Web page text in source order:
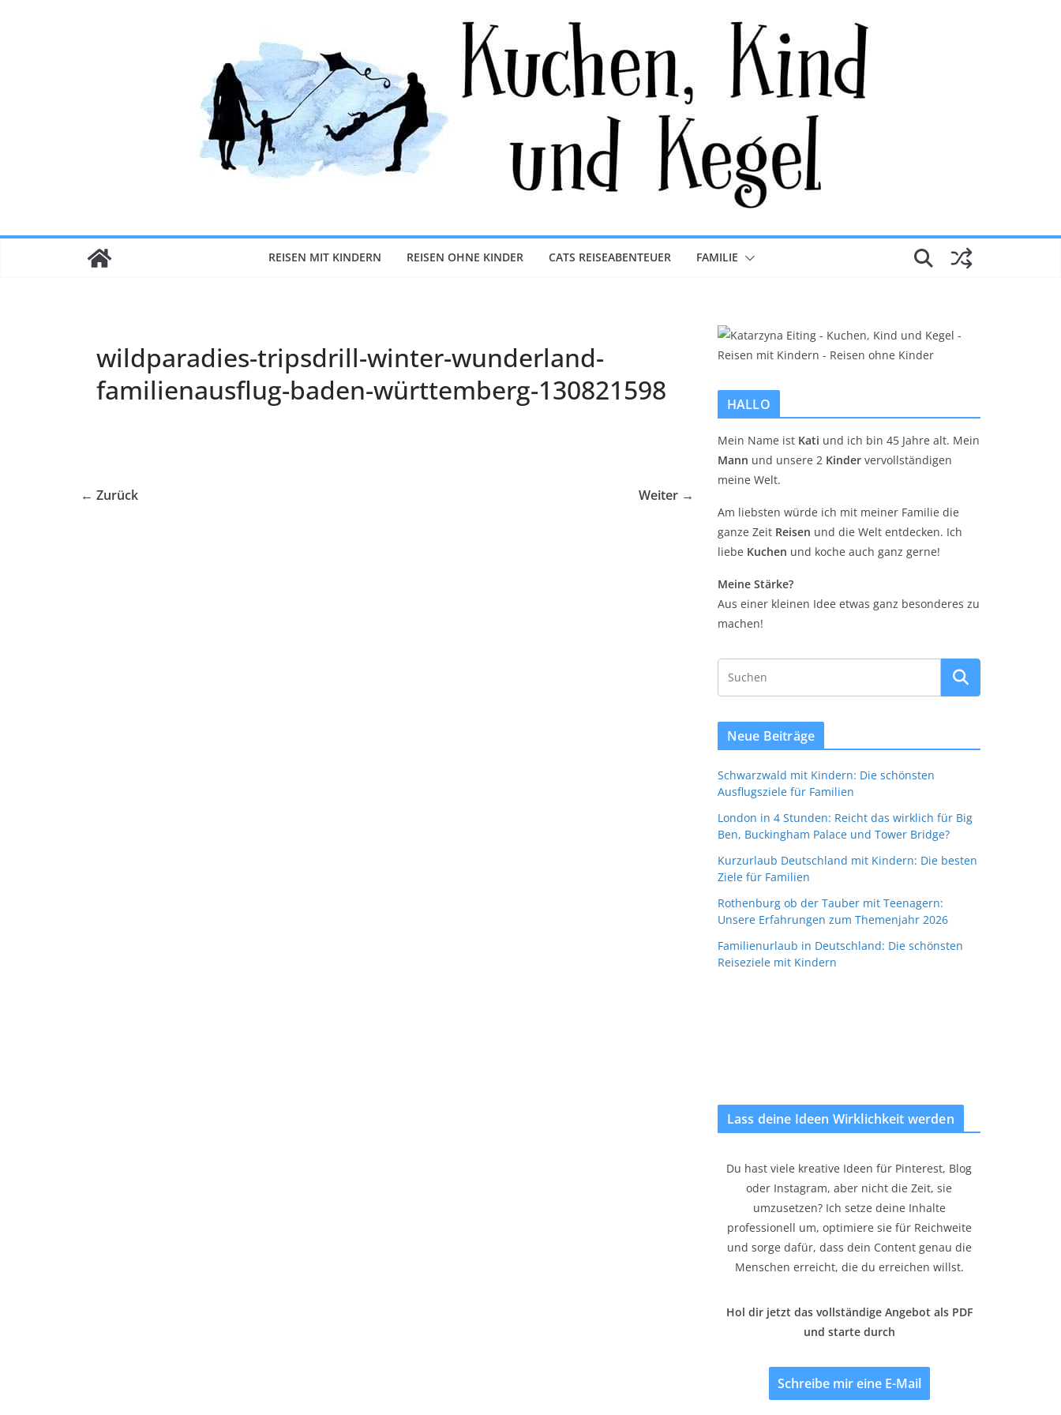
REISEN MIT KINDERN REISEN OHNE KINDER CATS REISEABENTEUER FAMILIE
wildparadies-tripsdrill-winter-wunderland-
familienausflug-baden-württemberg-130821598
← Zurück Weiter →
HALLO
Mein Name ist Kati und ich bin 45 Jahre alt. Mein
Mann und unsere 2 Kinder vervollständigen
meine Welt.
Am liebsten würde ich mit meiner Familie die
ganze Zeit Reisen und die Welt entdecken. Ich
liebe Kuchen und koche auch ganz gerne!
Meine Stärke?
Aus einer kleinen Idee etwas ganz besonderes zu
machen!
Neue Beiträge
Schwarzwald mit Kindern: Die schönsten
Ausflugsziele für Familien
London in 4 Stunden: Reicht das wirklich für Big
Ben, Buckingham Palace und Tower Bridge?
Kurzurlaub Deutschland mit Kindern: Die besten
Ziele für Familien
Rothenburg ob der Tauber mit Teenagern:
Unsere Erfahrungen zum Themenjahr 2026
Familienurlaub in Deutschland: Die schönsten
Reiseziele mit Kindern
Lass deine Ideen Wirklichkeit werden
Du hast viele kreative Ideen für Pinterest, Blog
oder Instagram, aber nicht die Zeit, sie
umzusetzen? Ich setze deine Inhalte
professionell um, optimiere sie für Reichweite
und sorge dafür, dass dein Content genau die
Menschen erreicht, die du erreichen willst.
Hol dir jetzt das vollständige Angebot als PDF
und starte durch
Schreibe mir eine E-Mail